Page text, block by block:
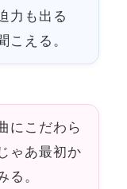
力も出る
こえる。
にこだわら
ゃあ最初か
る。